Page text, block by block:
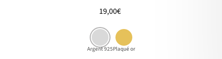
Prix
19,00€
Argent 925Plaqué or